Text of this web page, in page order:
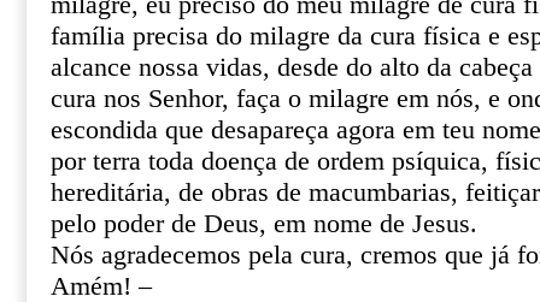
família precisa do milagre da cura física e
alcance nossa vidas, desde do alto da
cura nos Senhor, faça o milagre em nós, e
escondida que desapareça agora em teu
por terra toda doença de ordem psíquica,
hereditária, de obras de macumbarias,
pelo poder de Deus, em nome de Jesus.
Nós agradecemos pela cura, cremos que já
Amém! –